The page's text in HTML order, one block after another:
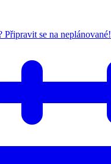
Připravit se na neplánované!